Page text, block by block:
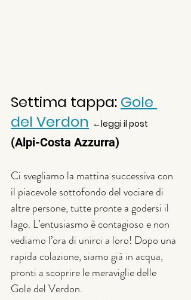
Settima tappa: Gole
del Verdon ←leggi il post
(Alpi-Costa Azzurra)
Ci svegliamo la mattina successiva con
il piacevole sottofondo del vociare di
altre persone, tutte pronte a godersi il
lago. L’entusiasmo è contagioso e non
vediamo l’ora di unirci a loro! Dopo una
rapida colazione, siamo già in acqua,
pronti a scoprire le meraviglie delle
Gole del Verdon.